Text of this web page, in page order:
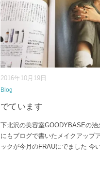
2016年10月19日
Blog
でています
下北沢の美容室GOODYBASEの
にもブログで書いたメイクアップ
ックが今月のFRAUにでました 今